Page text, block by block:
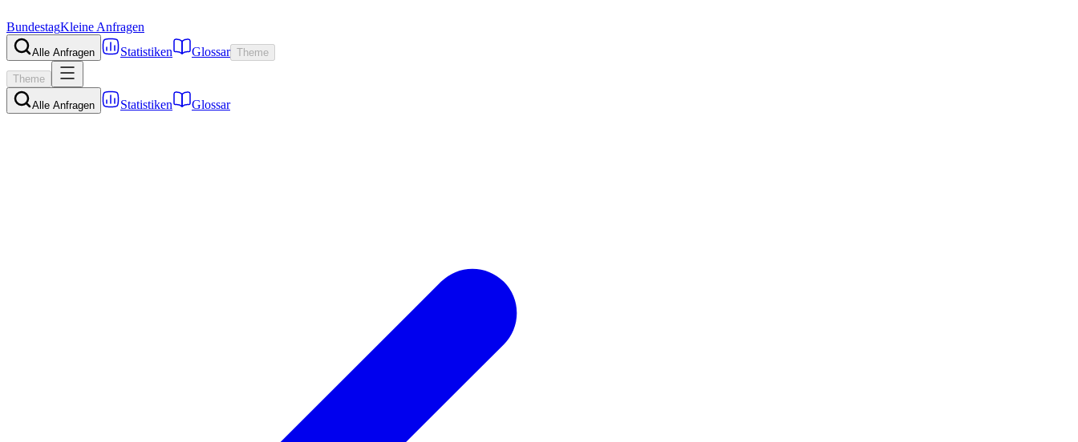
BundestagKleine Anfragen
Alle Anfragen Statistiken Glossar Theme
Theme
Alle Anfragen Statistiken Glossar